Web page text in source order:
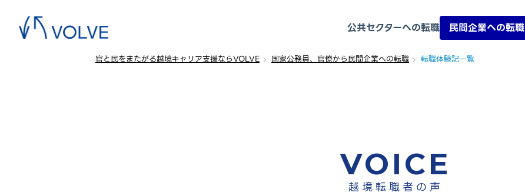
公共セクターへの転職 民間企業への転職
官と民をまたがる越境キャリア支援ならVOLVE 国家公務員、官僚から民間企業への転職 転職体験記一覧
VOICE
越境転職者の声